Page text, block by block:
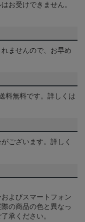
お受けできません。
ませんので、お早め
料無料です。詳しくは
ございます。詳しく
よびスマートフォン
の商品の色と異なっ
承ください。